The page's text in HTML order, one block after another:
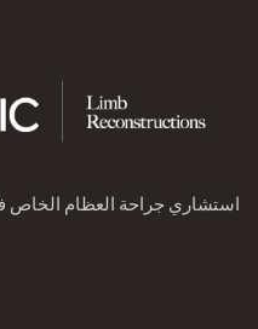
استشاري جراحة العظام الخاص